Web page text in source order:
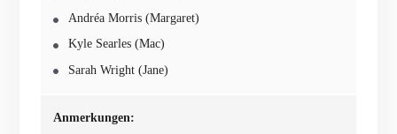
Andréa Morris (Margaret)
Kyle Searles (Mac)
Sarah Wright (Jane)
Anmerkungen: